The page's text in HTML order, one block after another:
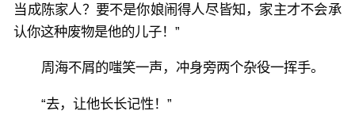
当成陈家人？要不是你娘闹得人尽皆知，家主才不会承
认你这种废物是他的儿子！”
周海不屑的嗤笑一声，冲身旁两个杂役一挥手。
“去，让他长长记性！”